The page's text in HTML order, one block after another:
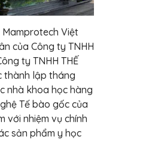
Mamprotech Việt
của Công ty TNHH
ty TNHH THẾ
thành lập tháng
nhà khoa học hàng
Tế bào gốc của
với nhiệm vụ chính
sản phẩm y học